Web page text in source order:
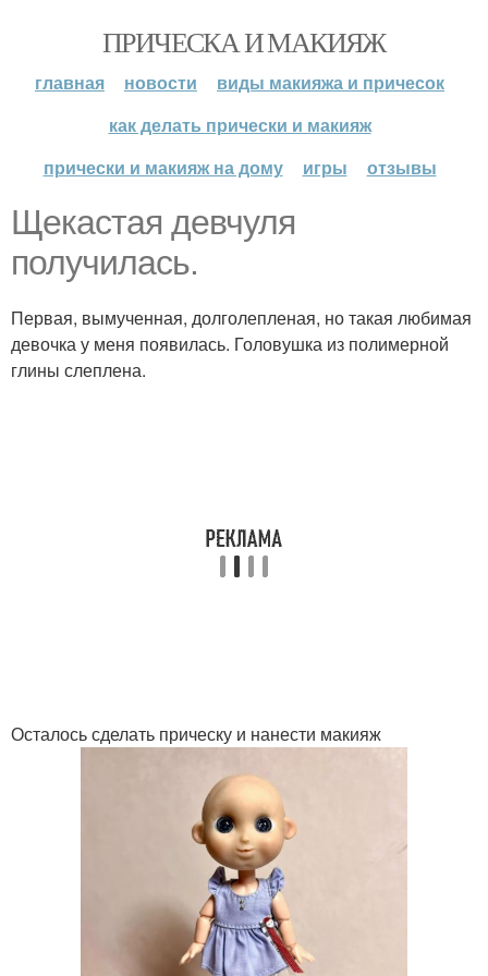
ПРИЧЕСКА И МАКИЯЖ
главная новости
виды макияжа и причесок
как делать прически и макияж
прически и макияж на дому
игры отзывы
Щекастая девчуля
получилась.
Первая, вымученная, долголепленая, но такая любимая
девочка у меня появилась. Головушка из полимерной
глины слеплена.
Осталось сделать прическу и нанести макияж